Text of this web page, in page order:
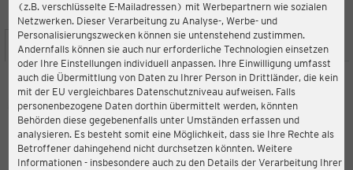
(z.B. verschlüsselte E-Mailadressen) mit Werbepartnern wie sozialen
Netzwerken. Dieser Verarbeitung zu Analyse-, Werbe- und
Personalisierungszwecken können sie untenstehend zustimmen.
Andernfalls können sie auch nur erforderliche Technologien einsetzen
oder Ihre Einstellungen individuell anpassen. Ihre Einwilligung umfasst
auch die Übermittlung von Daten zu Ihrer Person in Drittländer, die kein
mit der EU vergleichbares Datenschutzniveau aufweisen. Falls
personenbezogene Daten dorthin übermittelt werden, könnten
Behörden diese gegebenenfalls unter Umständen erfassen und
analysieren. Es besteht somit eine Möglichkeit, dass sie Ihre Rechte als
Betroffener dahingehend nicht durchsetzen könnten. Weitere
Informationen - insbesondere auch zu den Details der Verarbeitung Ihrer
4,2
Bewertung:
STANDORT SERVICES SORTIMENT AKTIONEN
Ernsting's family
Cranger Str. 291, 45891 Gelsenkirchen